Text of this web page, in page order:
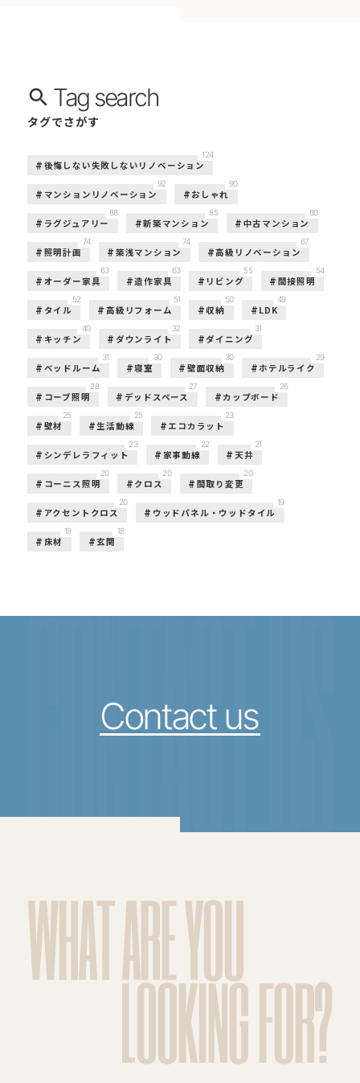
Tag search
タグでさがす
後悔しない失敗しないリノベーション
124
マンションリノベーション
92
おしゃれ
90
ラグジュアリー
88
新築マンション
85
中古マンション
80
照明計画
74
築浅マンション
74
高級リノベーション
67
オーダー家具
63
造作家具
63
リビング
55
間接照明
54
タイル
52
高級リフォーム
51
収納
50
LDK
49
キッチン
40
ダウンライト
32
ダイニング
31
ベッドルーム
31
寝室
30
壁面収納
30
ホテルライク
29
コーブ照明
28
デッドスペース
27
カップボード
26
壁材
25
生活動線
25
エコカラット
23
シンデレラフィット
23
家事動線
22
天井
21
コーニス照明
20
クロス
20
間取り変更
20
アクセントクロス
20
ウッドパネル・ウッドタイル
19
床材
19
玄関
18
CONTACT US
Contact us
WHAT ARE YOU
LOOKING FOR?